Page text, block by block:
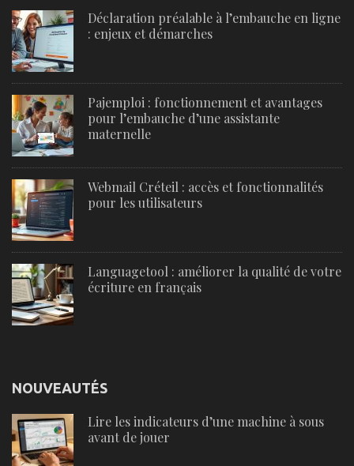
Déclaration préalable à l’embauche en ligne
: enjeux et démarches
Pajemploi : fonctionnement et avantages
pour l’embauche d’une assistante
maternelle
Webmail Créteil : accès et fonctionnalités
pour les utilisateurs
Languagetool : améliorer la qualité de votre
écriture en français
NOUVEAUTÉS
Lire les indicateurs d’une machine à sous
avant de jouer